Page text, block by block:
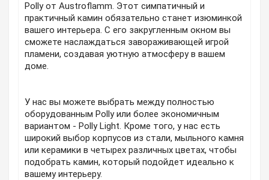
Polly от Austroflamm. Этот симпатичный и
практичный камин обязательно станет изюминкой
вашего интерьера. С его закругленным окном вы
сможете наслаждаться завораживающей игрой
пламени, создавая уютную атмосферу в вашем
доме.
У нас вы можете выбрать между полностью
оборудованным Polly или более экономичным
вариантом - Polly Light. Кроме того, у нас есть
широкий выбор корпусов из стали, мыльного камня
или керамики в четырех различных цветах, чтобы
подобрать камин, который подойдет идеально к
вашему интерьеру.